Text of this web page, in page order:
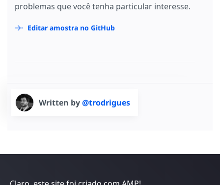
problemas que você tenha particular interesse.
Editar amostra no GitHub
Written by@trodrigues